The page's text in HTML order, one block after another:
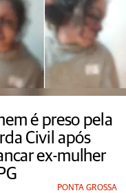
é preso pela
Civil após
ex-mulher
PONTA GROSSA